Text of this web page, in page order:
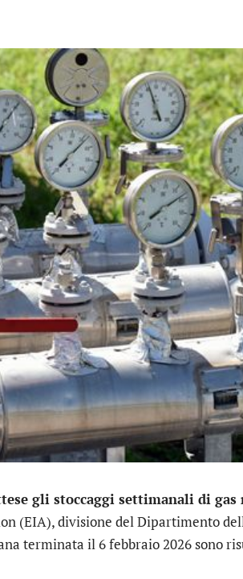
gli stoccaggi settimanali di gas
(EIA), divisione del Dipartimento
terminata il 6 febbraio 2026 sono